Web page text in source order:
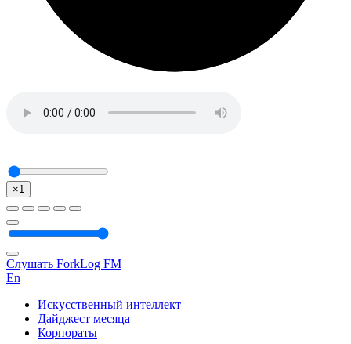
×1
Слушать ForkLog FM
En
Искусственный интеллект
Дайджест месяца
Корпораты